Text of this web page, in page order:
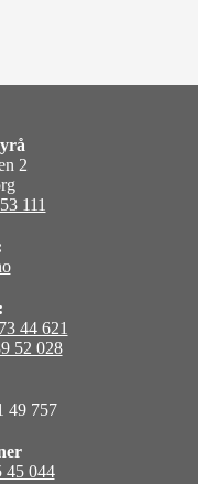
2
111
44 621
52 028
49 757
45 044